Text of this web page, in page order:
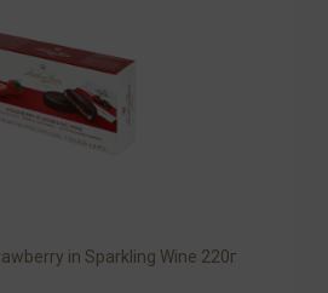
in Sparkling Wine 220г